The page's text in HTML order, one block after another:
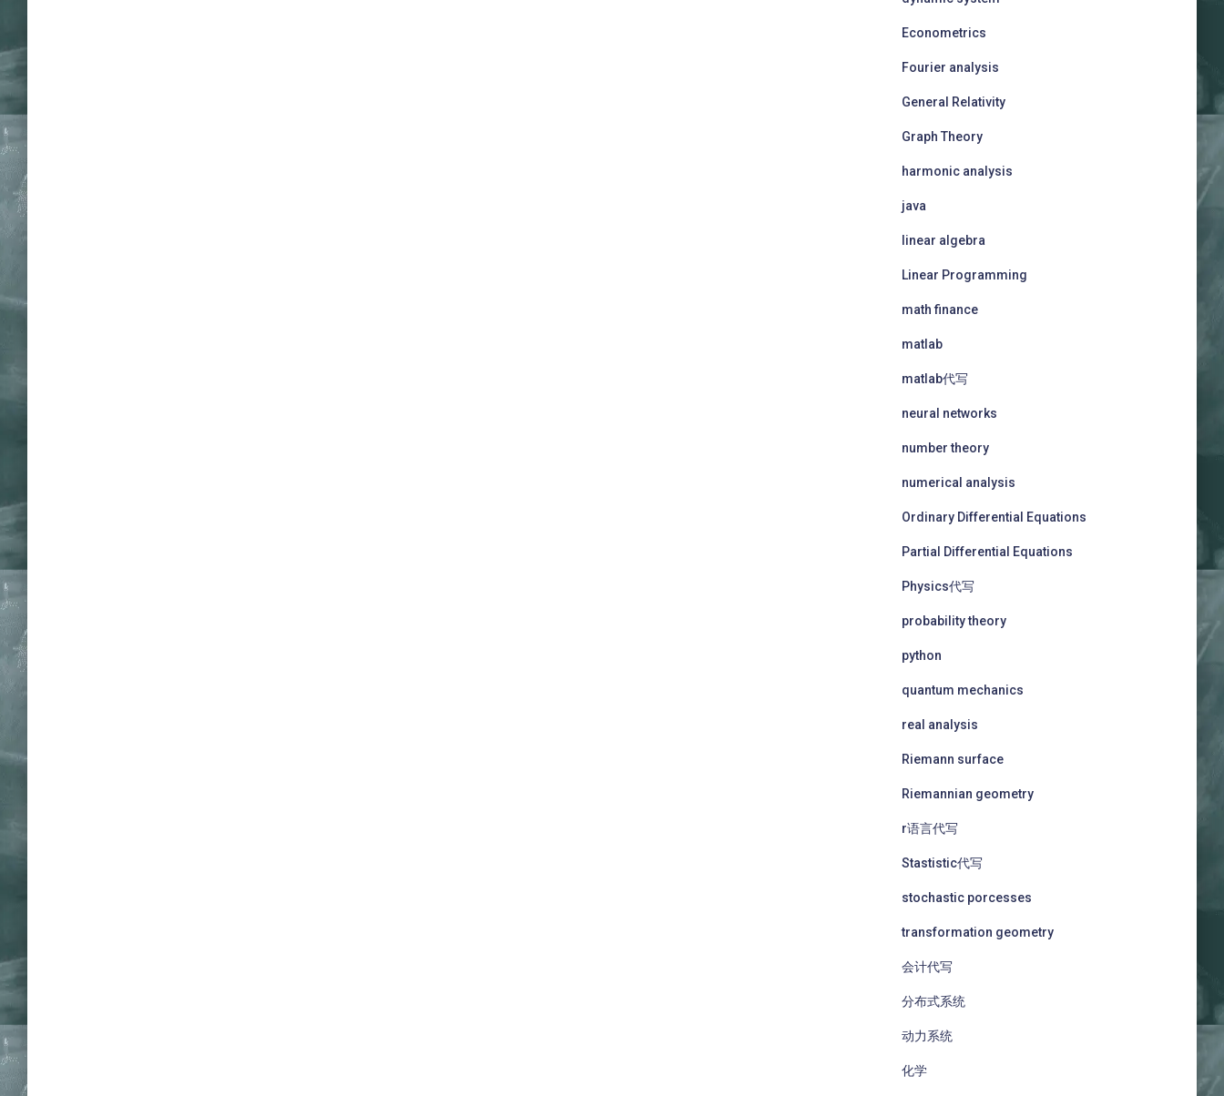
Econometrics
Fourier analysis
General Relativity
Graph Theory
harmonic analysis
java
linear algebra
Linear Programming
math finance
matlab
matlab代写
neural networks
number theory
numerical analysis
Ordinary Differential Equations
Partial Differential Equations
Physics代写
probability theory
python
quantum mechanics
real analysis
Riemann surface
Riemannian geometry
r语言代写
Stastistic代写
stochastic porcesses
transformation geometry
会计代写
分布式系统
动力系统
化学